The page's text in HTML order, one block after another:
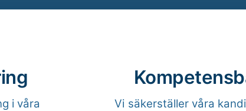
i våra
Vi säkerställer våra